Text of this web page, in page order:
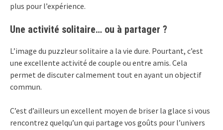
plus pour l’expérience.
Une activité solitaire… ou à partager ?
L’image du puzzleur solitaire a la vie dure. Pourtant, c’est
une excellente activité de couple ou entre amis. Cela
permet de discuter calmement tout en ayant un objectif
commun.
C’est d’ailleurs un excellent moyen de briser la glace si vous
rencontrez quelqu’un qui partage vos goûts pour l’univers